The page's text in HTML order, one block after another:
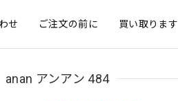
せ ご注文の前に 買い取ります
anan アンアン 484